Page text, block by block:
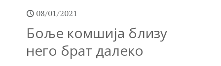
08/01/2021
Боље комшија близу
него брат далеко